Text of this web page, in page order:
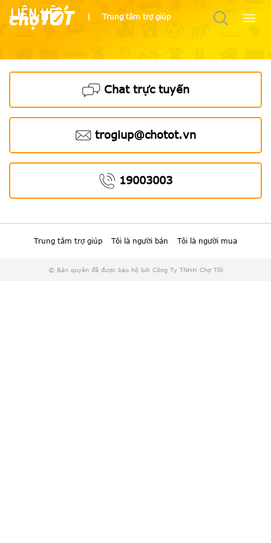
Trung tâm trợ giúp
Liên hệ
Chat trực tuyến
trogiup@chotot.vn
19003003
Trung tâm trợ giúp Tôi là người bán Tôi là người mua
© Bản quyền đã được bảo hộ bởi Công Ty TNHH Chợ Tốt